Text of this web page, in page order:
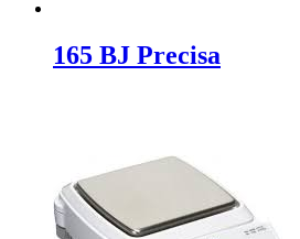
165 BJ Precisa